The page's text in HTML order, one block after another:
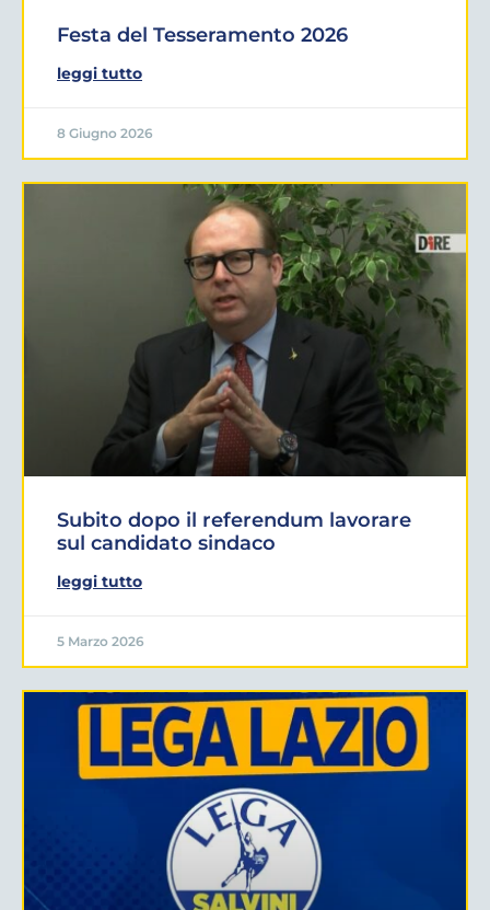
Festa del Tesseramento 2026
leggi tutto
8 Giugno 2026
Subito dopo il referendum lavorare
sul candidato sindaco
leggi tutto
5 Marzo 2026